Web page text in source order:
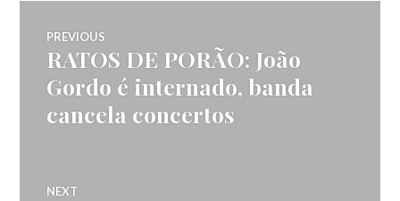
Navegação
de
artigos
PREVIOUS
Previous
RATOS DE PORÃO: João
Gordo é internado, banda
cancela concertos
NEXT